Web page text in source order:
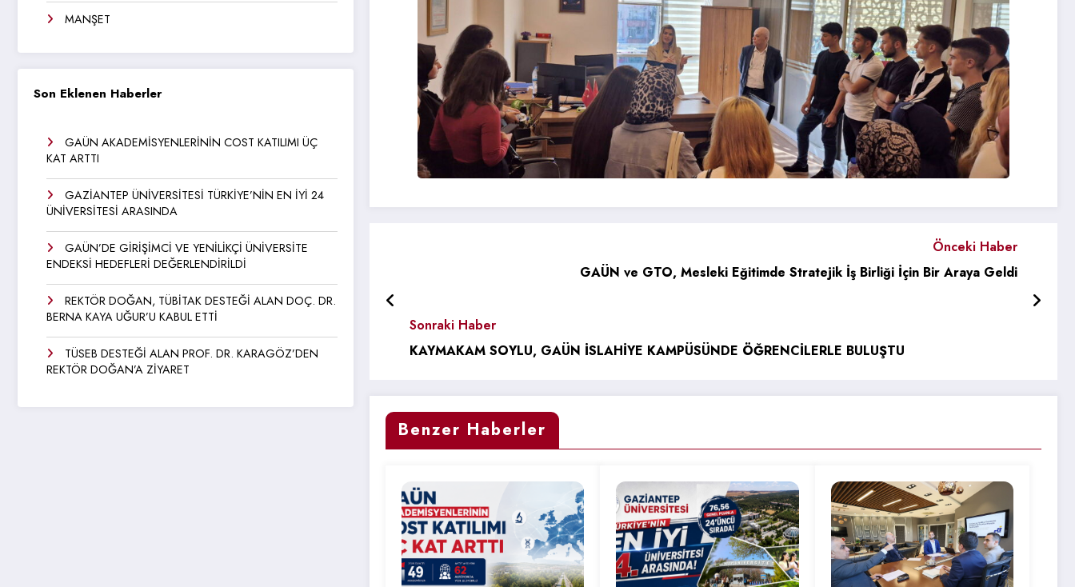
MANŞET
Son Eklenen Haberler
GAÜN AKADEMİSYENLERİNİN COST KATILIMI ÜÇ
KAT ARTTI
GAZİANTEP ÜNİVERSİTESİ TÜRKİYE’NİN EN İYİ 24
ÜNİVERSİTESİ ARASINDA
GAÜN’DE GİRİŞİMCİ VE YENİLİKÇİ ÜNİVERSİTE
ENDEKSİ HEDEFLERİ DEĞERLENDİRİLDİ
REKTÖR DOĞAN, TÜBİTAK DESTEĞİ ALAN DOÇ. DR.
BERNA KAYA UĞUR’U KABUL ETTİ
TÜSEB DESTEĞİ ALAN PROF. DR. KARAGÖZ’DEN
REKTÖR DOĞAN’A ZİYARET
Önceki Haber
GAÜN ve GTO, Mesleki Eğitimde Stratejik İş Birliği İçin Bir Araya Geldi
Sonraki Haber
KAYMAKAM SOYLU, GAÜN İSLAHİYE KAMPÜSÜNDE ÖĞRENCİLERLE BULUŞTU
Benzer Haberler